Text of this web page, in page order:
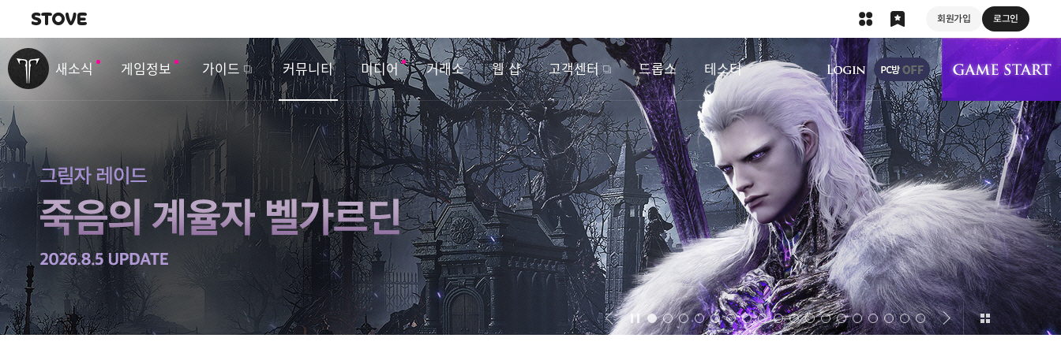
회원가입 로그인
내비게이션
새소식 게임정보 가이드 커뮤니티 미디어 거래소 웹 샵 고객센터 드롭스 테스터
상단 메뉴
벤
트
&
업
데
이
트